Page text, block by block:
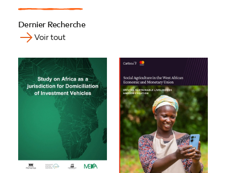
Dernier Recherche
Voir tout